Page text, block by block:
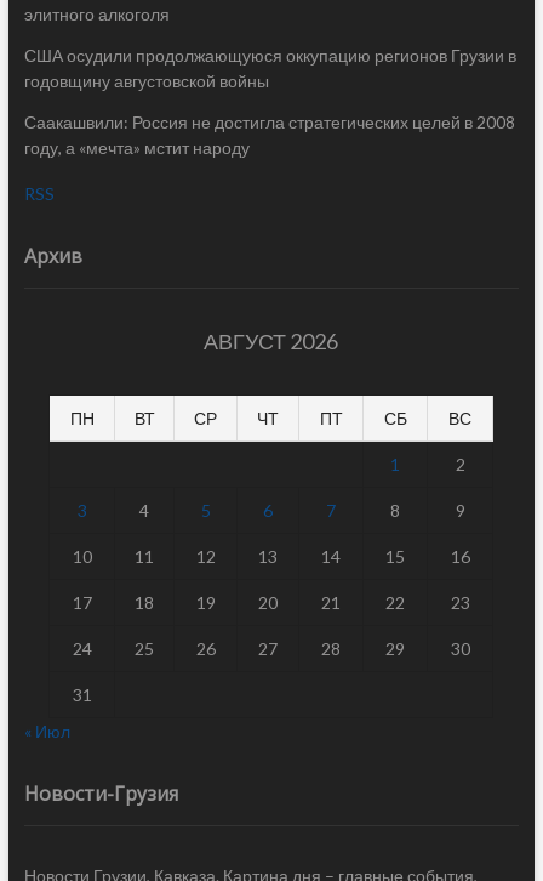
элитного алкоголя
США осудили продолжающуюся оккупацию регионов Грузии в
годовщину августовской войны
Саакашвили: Россия не достигла стратегических целей в 2008
году, а «мечта» мстит народу
RSS
Архив
АВГУСТ 2026
ПН ВТ СР ЧТ ПТ СБ ВС
1 2
3 4 5 6 7 8 9
10 11 12 13 14 15 16
17 18 19 20 21 22 23
24 25 26 27 28 29 30
31
« Июл
Новости-Грузия
Новости Грузии, Кавказа. Картина дня – главные события,